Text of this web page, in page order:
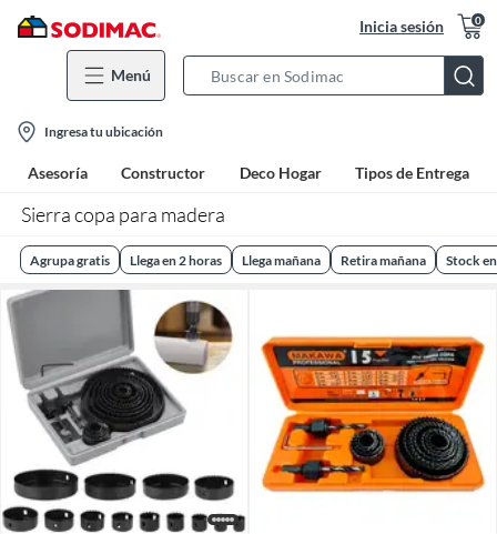
Inicia sesión 0
Menú
Bar
location-
icon
Ingresa tu ubicación
Asesoría Constructor Deco Hogar Tipos de Entrega
Sierra copa para madera
Agrupa gratis Llega en 2 horas Llega mañana Retira mañana Stock